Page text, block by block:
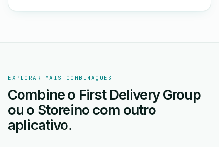
EXPLORAR MAIS COMBINAÇÕES
Combine o First Delivery Group
ou o Storeino com outro
aplicativo.